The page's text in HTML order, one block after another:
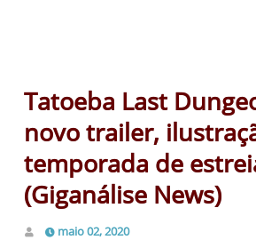
Tatoeba Last
novo trailer,
temporada de
(Giganálise News)
maio 02, 2020